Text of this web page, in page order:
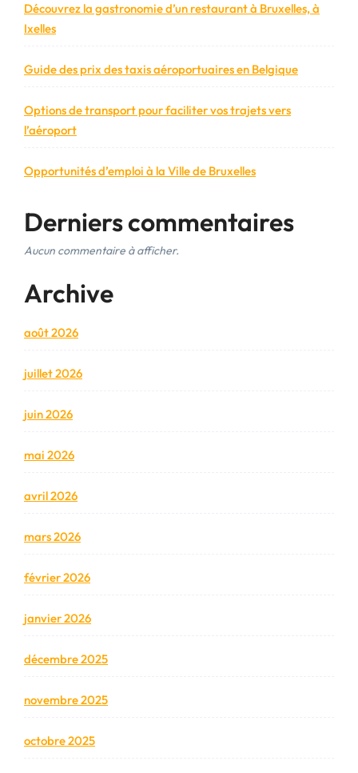
Découvrez la gastronomie d’un restaurant à Bruxelles, à
Ixelles
Guide des prix des taxis aéroportuaires en Belgique
Options de transport pour faciliter vos trajets vers
l’aéroport
Opportunités d’emploi à la Ville de Bruxelles
Derniers commentaires
Aucun commentaire à afficher.
Archive
août 2026
juillet 2026
juin 2026
mai 2026
avril 2026
mars 2026
février 2026
janvier 2026
décembre 2025
novembre 2025
octobre 2025